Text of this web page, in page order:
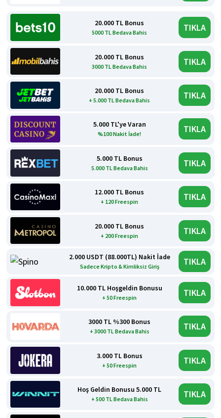
20.000 TL Bonus
5000 TL Bedava Bahis TIKLA
20.000 TL Bonus
3000 TL Bedava Bahis TIKLA
20.000 TL Bonus
+ 5.000 TL Bedava Bahis TIKLA
5.000 TL'ye Varan
%100 Nakit İade! TIKLA
5.000 TL Bonus
5.000 TL Bedava Bahis TIKLA
12.000 TL Bonus
+ 120 Freespin TIKLA
20.000 TL Bonus
+ 200 Freespin TIKLA
2.000 USDT (88.000TL) Nakit İade
Sadece Kripto & Kimliksiz Giriş TIKLA
10.000 TL Hoşgeldin Bonusu
+ 50 Freespin TIKLA
3000 TL %300 Bonus
+ 3000 TL Bedava Bahis TIKLA
3.000 TL Bonus
+ 50 Freespin TIKLA
Hoş Geldin Bonusu 5.000 TL
+ 500 TL Bedava Bahis TIKLA